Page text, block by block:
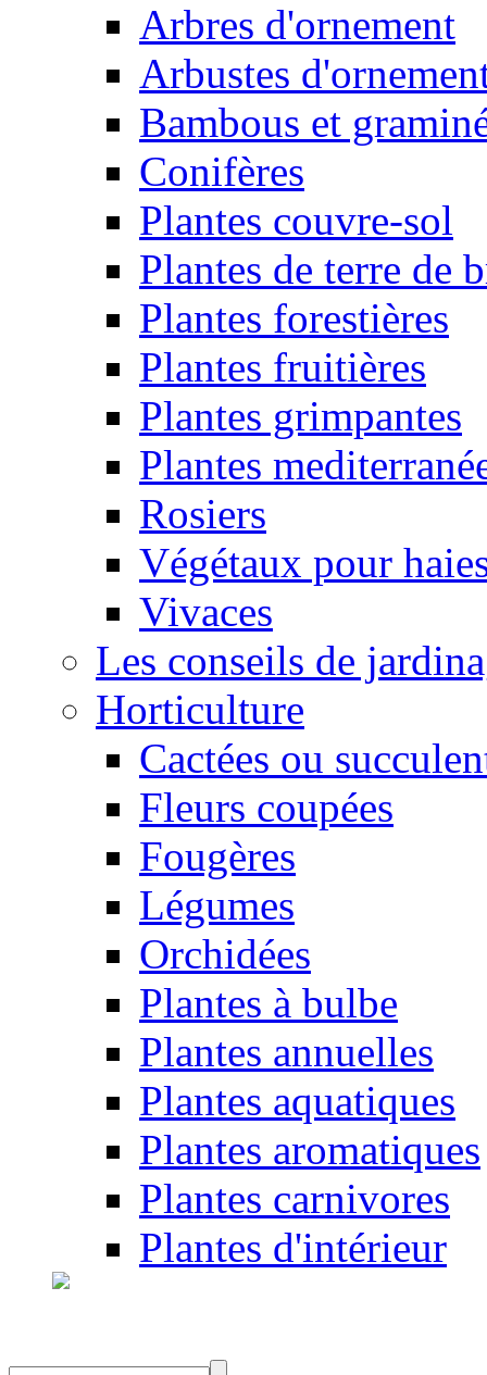
Arbres d'ornement
Arbustes
Bambous et
Conifères
Plantes couvre-sol
Plantes de terre de
Plantes forestières
Plantes fruitières
Plantes grimpantes
Plantes
Rosiers
Végétaux pour
Vivaces
Les conseils de
Horticulture
Cactées ou
Fleurs coupées
Fougères
Légumes
Orchidées
Plantes à bulbe
Plantes annuelles
Plantes aquatiques
Plantes aromatiques
Plantes carnivores
Plantes d'intérieur